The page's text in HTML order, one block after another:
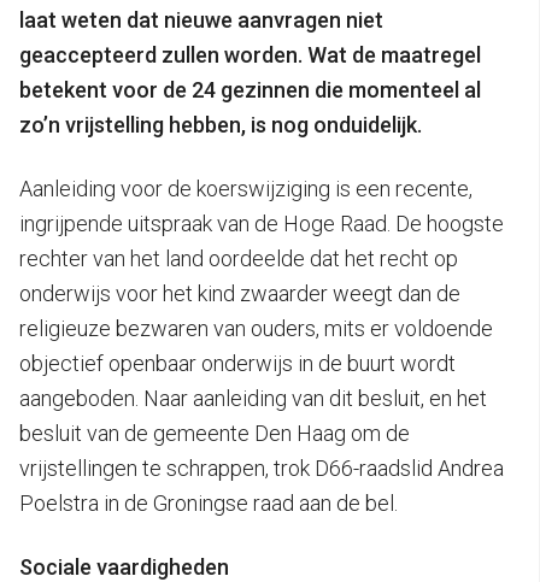
laat weten dat nieuwe aanvragen niet
geaccepteerd zullen worden. Wat de maatregel
betekent voor de 24 gezinnen die momenteel al
zo’n vrijstelling hebben, is nog onduidelijk.
Aanleiding voor de koerswijziging is een recente,
ingrijpende uitspraak van de Hoge Raad. De hoogste
rechter van het land oordeelde dat het recht op
onderwijs voor het kind zwaarder weegt dan de
religieuze bezwaren van ouders, mits er voldoende
objectief openbaar onderwijs in de buurt wordt
aangeboden. Naar aanleiding van dit besluit, en het
besluit van de gemeente Den Haag om de
vrijstellingen te schrappen, trok D66-raadslid Andrea
Poelstra in de Groningse raad aan de bel.
Sociale vaardigheden